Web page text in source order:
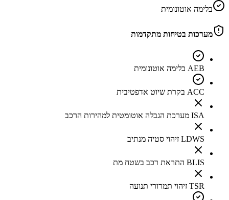
בלימה אוטונומית
מערכות בטיחות מתקדמות
AEB בלימה אוטונומית
ACC בקרת שיוט אדפטיבית
ISA מערכת הגבלה אוטומטית למהירות הרכב
LDWS זיהוי סטיה מנתיב
BLIS התראת רכב בשטח מת
TSR זיהוי תמרורי תנועה